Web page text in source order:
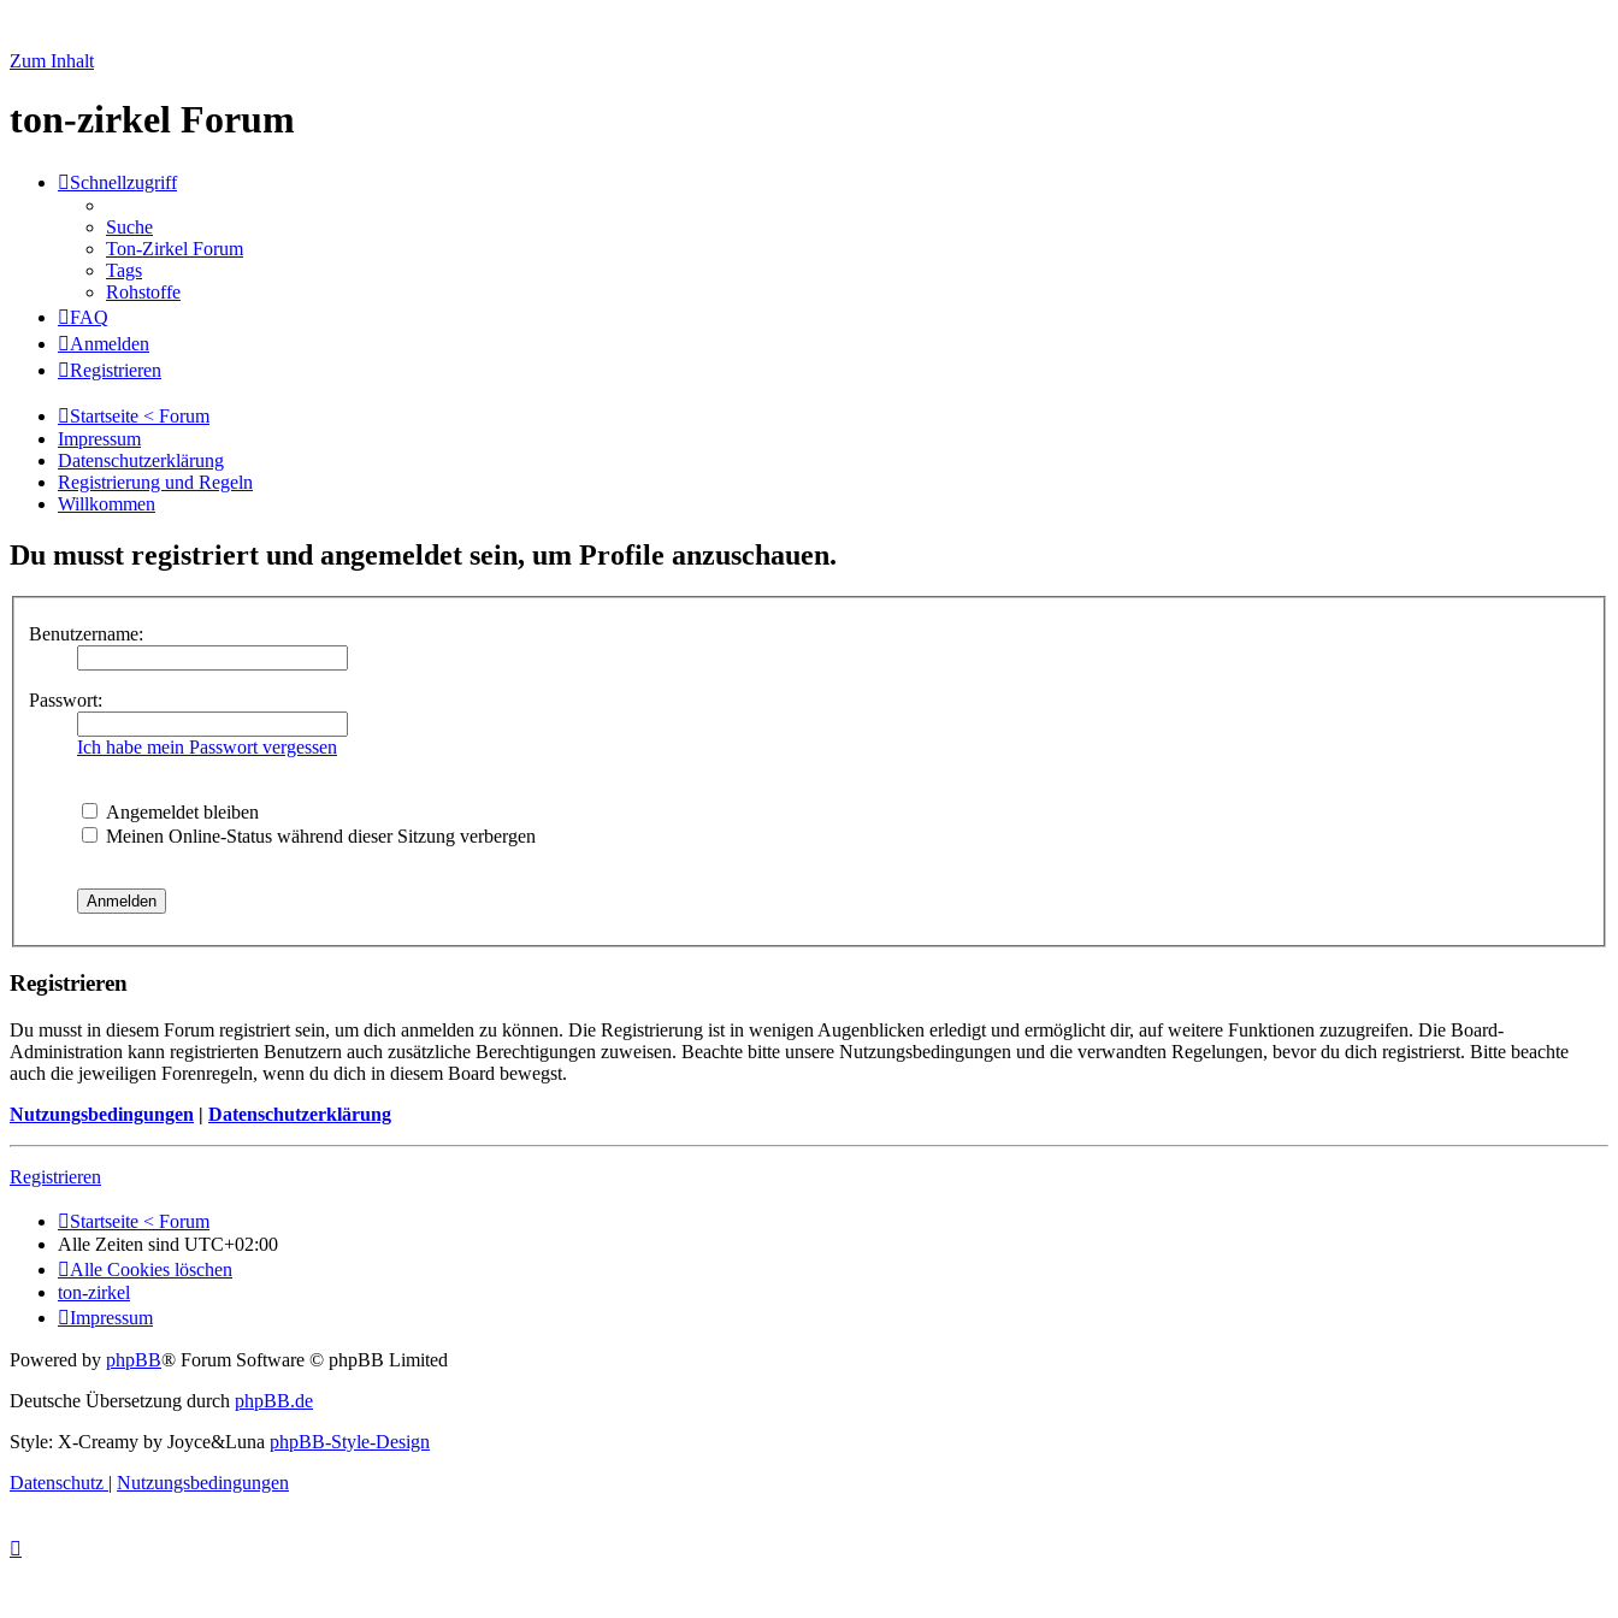
Zum Inhalt
ton-zirkel Forum
Schnellzugriff
Suche
Ton-Zirkel Forum
Tags
Rohstoffe
FAQ
Anmelden
Registrieren
Startseite < Forum
Impressum
Datenschutzerklärung
Registrierung und Regeln
Willkommen
Du musst registriert und angemeldet sein, um Profile anzuschauen.
Benutzername:
Passwort:
Ich habe mein Passwort vergessen
Angemeldet bleiben
Meinen Online-Status während dieser Sitzung verbergen
Registrieren
Du musst in diesem Forum registriert sein, um dich anmelden zu können. Die Registrierung ist in wenigen Augenblicken erledigt und ermöglicht dir, auf weitere Funktionen zuzugreifen. Die Board-
Administration kann registrierten Benutzern auch zusätzliche Berechtigungen zuweisen. Beachte bitte unsere Nutzungsbedingungen und die verwandten Regelungen, bevor du dich registrierst. Bitte beachte
auch die jeweiligen Forenregeln, wenn du dich in diesem Board bewegst.
Nutzungsbedingungen | Datenschutzerklärung
Registrieren
Startseite < Forum
Alle Zeiten sind UTC+02:00
Alle Cookies löschen
ton-zirkel
Impressum
Powered by phpBB® Forum Software © phpBB Limited
Deutsche Übersetzung durch phpBB.de
Style: X-Creamy by Joyce&Luna phpBB-Style-Design
Datenschutz | Nutzungsbedingungen